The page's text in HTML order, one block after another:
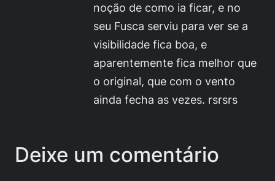
noção de como ia ficar, e no
seu Fusca serviu para ver se a
visibilidade fica boa, e
aparentemente fica melhor que
o original, que com o vento
ainda fecha as vezes. rsrsrs
Deixe um comentário